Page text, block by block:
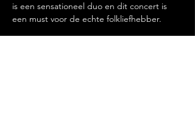
is een sensationeel duo en dit concert is
een must voor de echte folkliefhebber.